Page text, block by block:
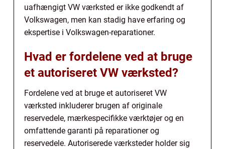
uafhængigt VW værksted er ikke godkendt af
Volkswagen, men kan stadig have erfaring og
ekspertise i Volkswagen-reparationer.
Hvad er fordelene ved at bruge
et autoriseret VW værksted?
Fordelene ved at bruge et autoriseret VW
værksted inkluderer brugen af originale
reservedele, mærkespecifikke værktøjer og en
omfattende garanti på reparationer og
reservedele. Autoriserede værksteder holder sig